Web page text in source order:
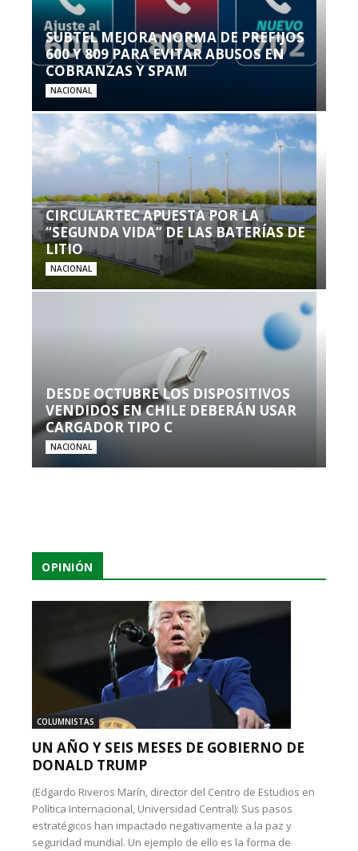
SUBTEL MEJORA NORMA DE PREFIJOS
600 Y 809 PARA EVITAR ABUSOS EN
COBRANZAS Y SPAM
NACIONAL
CIRCULARTEC APUESTA POR LA
“SEGUNDA VIDA” DE LAS BATERÍAS DE
LITIO
NACIONAL
DESDE OCTUBRE LOS DISPOSITIVOS
VENDIDOS EN CHILE DEBERÁN USAR
CARGADOR TIPO C
NACIONAL
OPINIÓN
COLUMNISTAS
UN AÑO Y SEIS MESES DE GOBIERNO DE
DONALD TRUMP
(Edgardo Riveros Marín, director del Centro de Estudios en
Política Internacional, Universidad Central): Sus pasos
estratégicos han impactado negativamente a la paz y
seguridad mundial. Un ejemplo de ello es la forma de